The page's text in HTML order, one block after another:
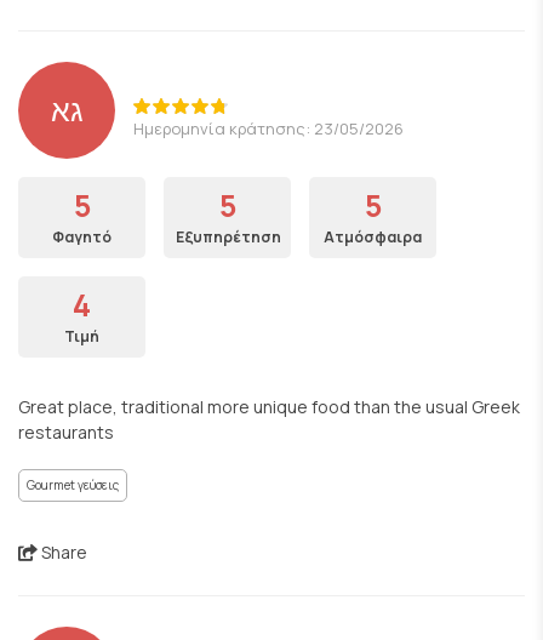
גא Ημερομηνία κράτησης: 23/05/2026
5
Φαγητό
5
Εξυπηρέτηση
5
Ατμόσφαιρα
4
Τιμή
Great place, traditional more unique food than the usual Greek
restaurants
Gourmet γεύσεις
Share